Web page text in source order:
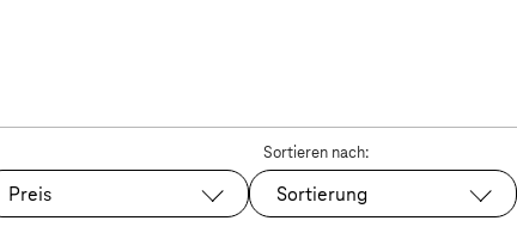
Preis
Sortieren nach:
Sortierung